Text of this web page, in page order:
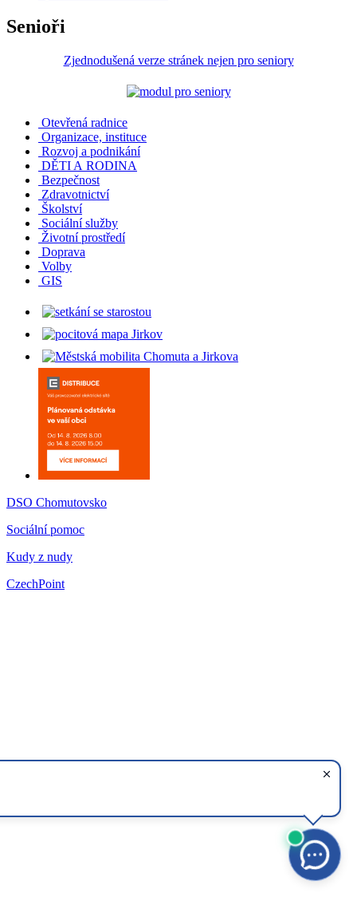
Senioři
Zjednodušená verze stránek nejen pro seniory
Otevřená radnice
Organizace, instituce
Rozvoj a podnikání
DĚTI A RODINA
Bezpečnost
Zdravotnictví
Školství
Sociální služby
Životní prostředí
Doprava
Volby
GIS
DSO Chomutovsko
Sociální pomoc
Kudy z nudy
CzechPoint